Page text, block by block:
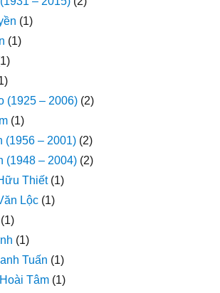
(1)
(1)
(1925 – 2006) (2)
(1)
(1956 – 2001) (2)
(1948 – 2004) (2)
Thiết(1)
Lộc (1)
(1)
(1)
Tuấn (1)
Tâm (1)